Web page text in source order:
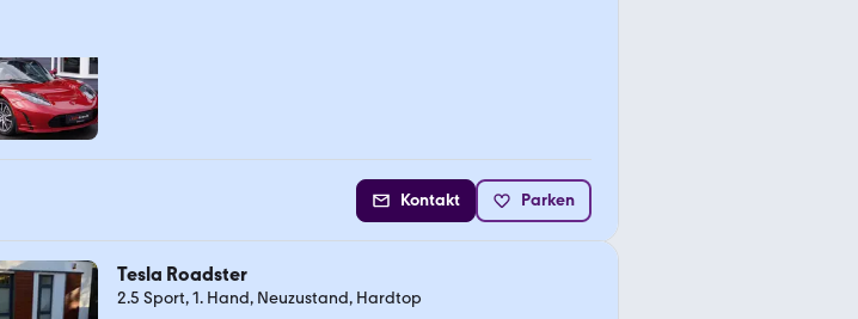
Kontakt Parken
Tesla Roadster
2.5 Sport, 1. Hand, Neuzustand, Hardtop